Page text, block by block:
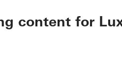
content for